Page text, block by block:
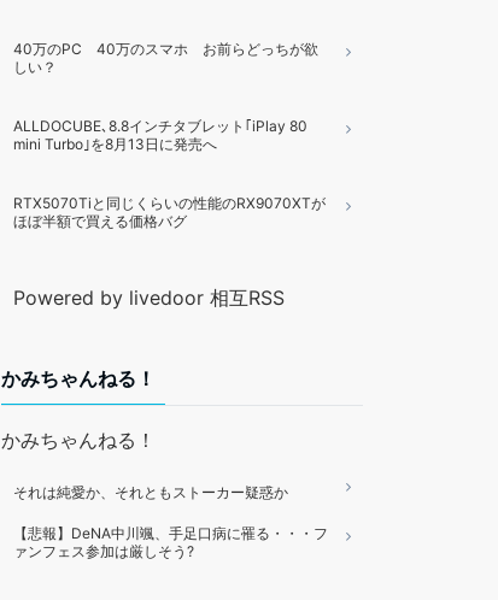
40万のPC 40万のスマホ お前らどっちが欲
しい？
ALLDOCUBE､8.8インチタブレット｢iPlay 80
mini Turbo｣を8月13日に発売へ
RTX5070Tiと同じくらいの性能のRX9070XTが
ほぼ半額で買える価格バグ
Powered by livedoor 相互RSS
かみちゃんねる！
かみちゃんねる！
それは純愛か、それともストーカー疑惑か
【悲報】DeNA中川颯、手足口病に罹る・・・フ
ァンフェス参加は厳しそう?